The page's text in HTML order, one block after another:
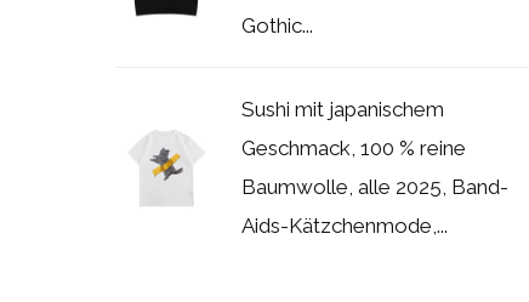
Gothic...
Sushi mit japanischem
Geschmack, 100 % reine
Baumwolle, alle 2025, Band-
Aids-Kätzchenmode,...